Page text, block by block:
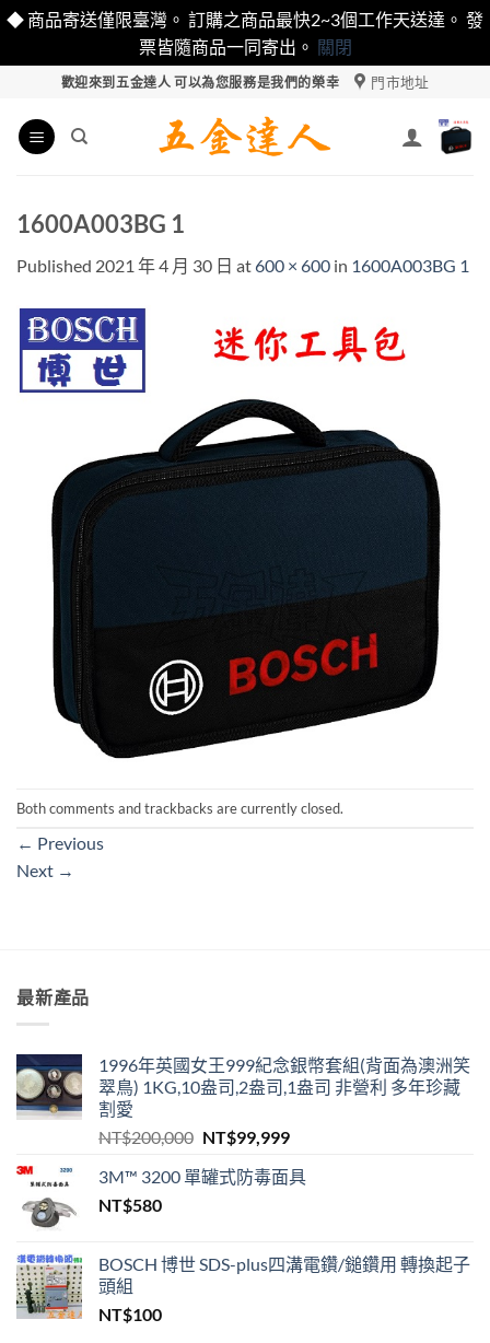
◆ 商品寄送僅限臺灣。 訂購之商品最快2~3個工作天送達。 發
票皆隨商品一同寄出。 關閉
content
歡迎來到五金達人 可以為您服務是我們的榮幸 門市地址
1600A003BG 1
Published 2021 年 4 月 30 日 at600 × 600 in 1600A003BG 1
Both comments and trackbacks are currently closed.
← Previous
Next →
最新產品
1996年英國女王999紀念銀幣套組(背面為澳洲笑
翠鳥) 1KG,10盎司,2盎司,1盎司 非營利 多年珍藏
割愛
NT$200,000 原
價
NT$99,999目
價
3M™ 3200 單罐式防毒面具
NT$580
BOSCH 博世 SDS-plus四溝電鑽/鎚鑽用 轉換起子
頭組
NT$100